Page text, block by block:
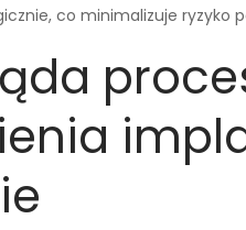
co minimalizuje ryzyko